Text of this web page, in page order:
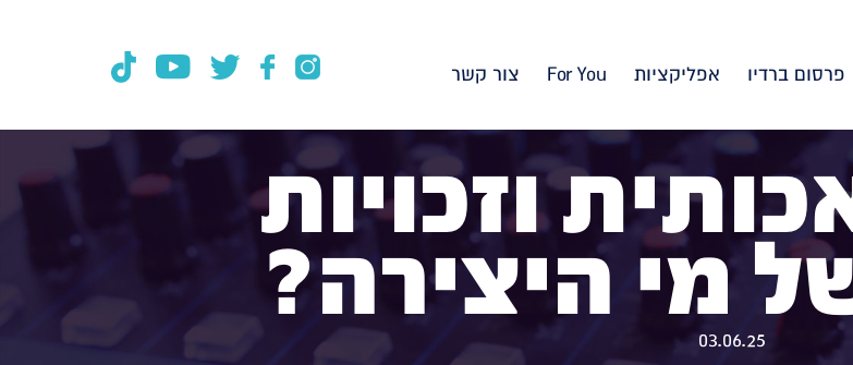
פרסום ברדיו אפליקציות For You צור קשר
וזכויות
מי היצירה?03.06.25